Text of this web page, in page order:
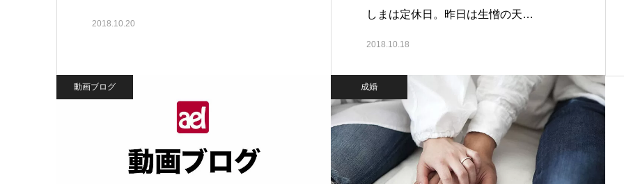
2018.10.20
しまは定休日。昨日は生憎の天…
2018.10.18
動画ブログ 成婚